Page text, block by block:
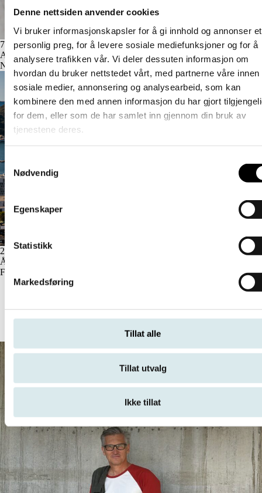
Denne nettsiden anvender cookies
Vi bruker informasjonskapsler for å gi innhold og annonser et
personlig preg, for å levere sosiale mediefunksjoner og for å
analysere trafikken vår. Vi deler dessuten informasjon om
hvordan du bruker nettstedet vårt, med partnerne våre innen
sosiale medier, annonsering og analysearbeid, som kan
kombinere den med annen informasjon du har gjort
for dem, eller som de har samlet inn gjennom din bruk av
tjenestene deres.
Samtykkevalg
Nødvendig
Egenskaper
Statistikk
Markedsføring
Tillat alle
Tillat utvalg
Ikke tillat
7 juli, 2026
Altfor mange kvinner opplever vold og overgrep
NyheterVold
23 juni, 2026
Ålesund kommune felt for manglende universell utforming på skole
Funksjonsnedsettelse